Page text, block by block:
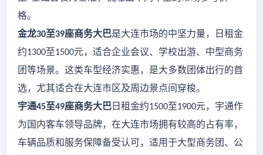
格。
金龙30至39座商务大巴是大连市场的中坚力量，日租金
约1300至1500元，适合企业会议、学校出游、中型商务
团等场景。这类车型经济实惠，是大多数团体出行的首
选，尤其适合在大连市区及周边景点间穿梭。
宇通45至49座商务大巴 日租金约1500至1900元，宇通作
为国内客车领导品牌，在大连市场拥有较高的占有率，
车辆品质和服务保障备受认可，适用于大型商务团、公